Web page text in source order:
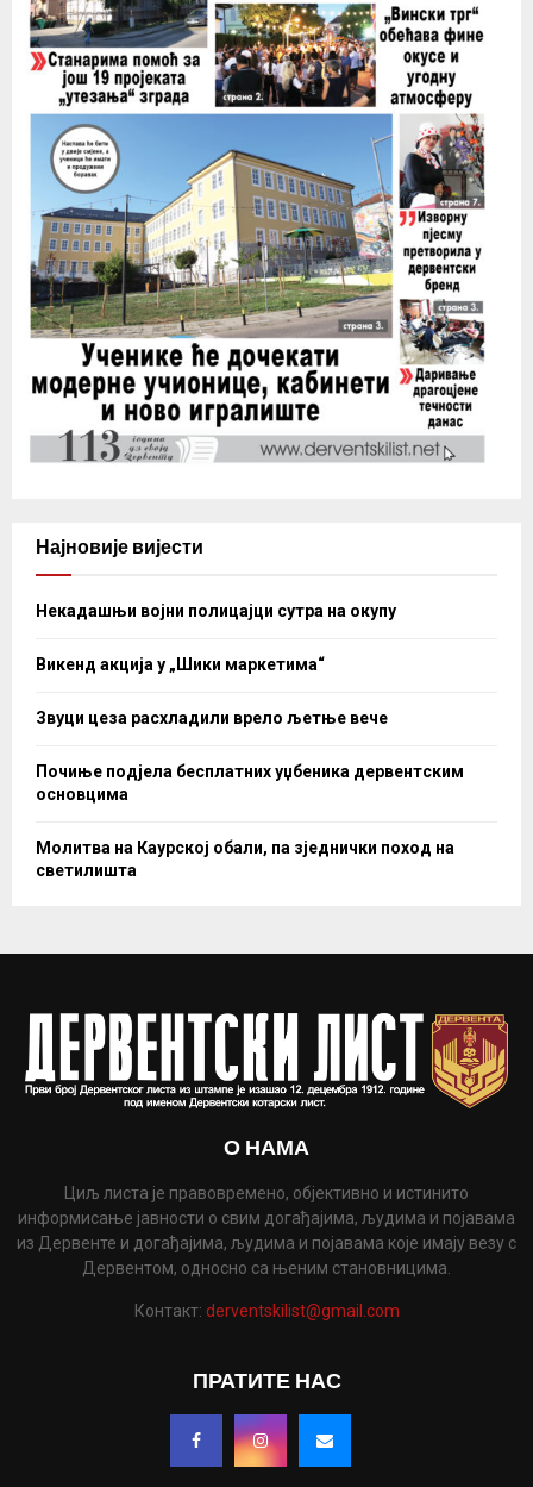
Најновије вијести
Некадашњи војни полицајци сутра на окупу
Викенд акција у „Шики маркетима“
Звуци цеза расхладили врело љетње вече
Почиње подјела бесплатних уџбеника дервентским
основцима
Молитва на Каурској обали, па зједнички поход на
светилишта
О НАМА
Циљ листа је правовремено, објективно и истинито
информисање јавности о свим догађајима, људима и појавама
из Дервенте и догађајима, људима и појавама које имају везу с
Дервентом, односно са њеним становницима.
Контакт: derventskilist@gmail.com
ПРАТИТЕ НАС